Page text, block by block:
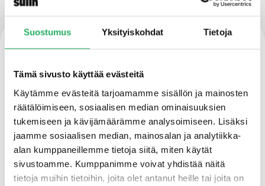
Suostumus Yksityiskohdat Tietoja
Tämä sivusto käyttää evästeitä
Käytämme evästeitä tarjoamamme sisällön ja mainosten
räätälöimiseen, sosiaalisen median ominaisuuksien
tukemiseen ja kävijämäärämme analysoimiseen. Lisäksi
jaamme sosiaalisen median, mainosalan ja analytiikka-
alan kumppaneillemme tietoja siitä, miten käytät
sivustoamme. Kumppanimme voivat yhdistää näitä
tietoja muihin tietoihin, joita olet antanut heille tai joita on
Ominaisuudet
Käsin tai koneellisesti levitettävä
Ympäristöystävällinen
Erinomainen kosteustekninen toiminta